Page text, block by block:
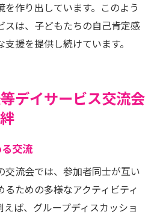
作り出しています。このよう
スは、子どもたちの自己肯定感
援を提供し続けています。
デイサービス交流会
交流
流会では、参加者同士が互い
ための多様なアクティビティ
ば、グループディスカッショ